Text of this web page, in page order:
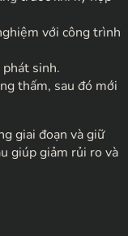
với công trình
sinh.
thấm, sau đó mới
giai đoạn và giữ
giúp giảm rủi ro và